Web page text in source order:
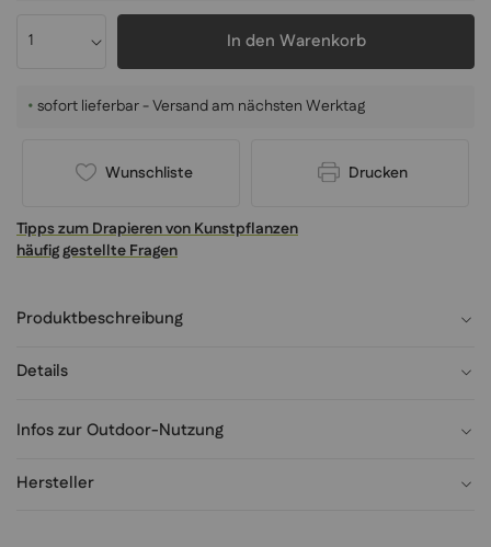
In den Warenkorb
• sofort lieferbar - Versand am nächsten Werktag
Wunschliste Drucken
Tipps zum Drapieren von Kunstpflanzen
häufig gestellte Fragen
Produktbeschreibung
Details
Infos zur Outdoor-Nutzung
Hersteller